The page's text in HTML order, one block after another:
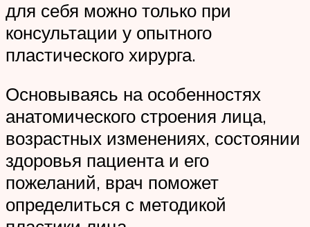
для себя можно только при
консультации у опытного
пластического хирурга.
Основываясь на особенностях
анатомического строения лица,
возрастных изменениях, состоянии
здоровья пациента и его
пожеланий, врач поможет
определиться с методикой